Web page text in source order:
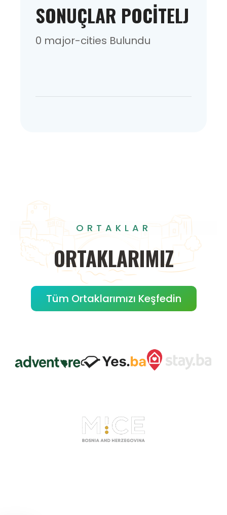
SONUÇLAR POCITELJ
0 major-cities Bulundu
ORTAKLAR
ORTAKLARIMIZ
Tüm Ortaklarımızı Keşfedin